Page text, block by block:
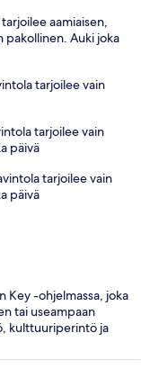
aamiaisen,
pakollinen. Auki joka
tarjoilee vain
tarjoilee vain
päivä
tarjoilee vain
päivä
Key -ohjelmassa, joka
tai useampaan
kulttuuriperintö ja